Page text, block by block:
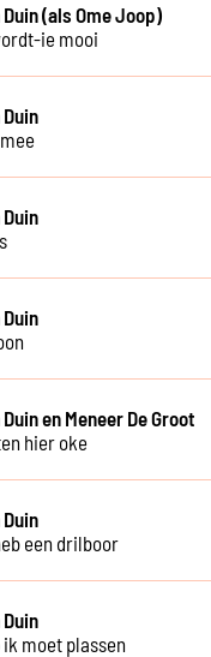
Duin (als Ome Joop)
ie mooi
Duin
Duin
Duin
en Meneer De Groot
hier oke
Duin
een drilboor
Duin
ik moet plassen